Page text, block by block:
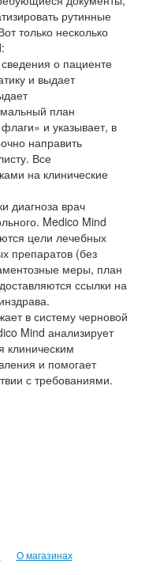
рутинные
только несколько
о пациенте
и выдает
план
и указывает, в
направить
Все
на клинические
диагноза врач
Medico Mind
цели лечебных
препаратов (без
меры, план
ссылки на
в систему черновой
Mind анализирует
клиническим
и помогает
с требованиями.
О магазинах